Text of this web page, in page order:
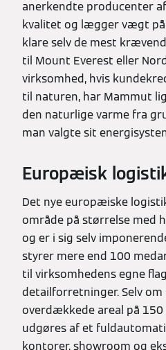
anerkendte producenter
kvalitet og lægger vægt
klare selv de mest
til Mount Everest eller
virksomhed, hvis
til naturen, har Mammut
den naturlige varme fra
man valgte sit
Europæisk
Det nye europæiske
område på størrelse med
og er i sig selv
styrer mere end 100
til virksomhedens egne
detailforretninger. Selv
overdækkede areal på
udgøres af et
kontorer, showroom og